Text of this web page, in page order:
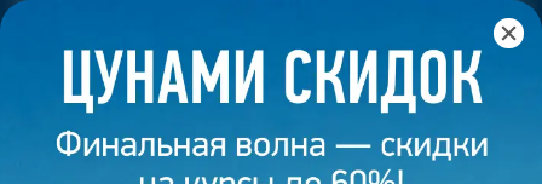
Главная /Банк слайдов / Презентация 375 – Ксения